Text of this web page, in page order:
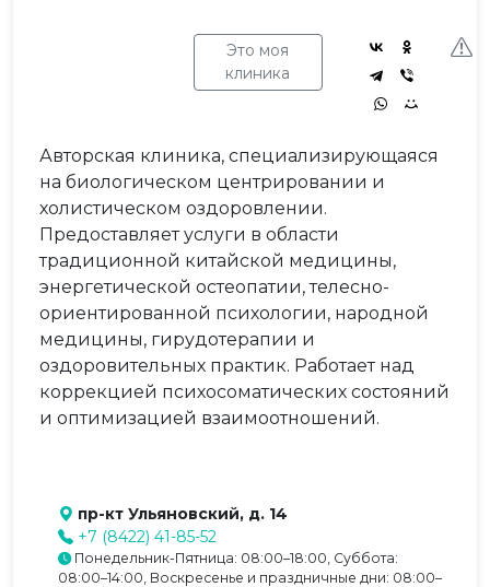
Это моя
клиника
Авторская клиника, специализирующаяся
на биологическом центрировании и
холистическом оздоровлении.
Предоставляет услуги в области
традиционной китайской медицины,
энергетической остеопатии, телесно-
ориентированной психологии, народной
медицины, гирудотерапии и
оздоровительных практик. Работает над
коррекцией психосоматических состояний
и оптимизацией взаимоотношений.
пр-кт Ульяновский, д. 14
+7 (8422) 41-85-52
Понедельник-Пятница: 08:00–18:00, Суббота:
08:00–14:00, Воскресенье и праздничные дни: 08:00–